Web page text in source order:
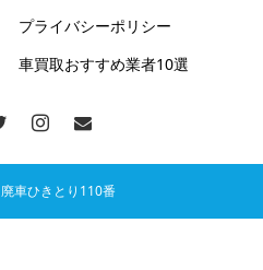
プライバシーポリシー
車買取おすすめ業者10選
廃車ひきとり110番